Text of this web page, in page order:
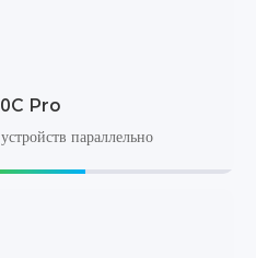
Pro
параллельно